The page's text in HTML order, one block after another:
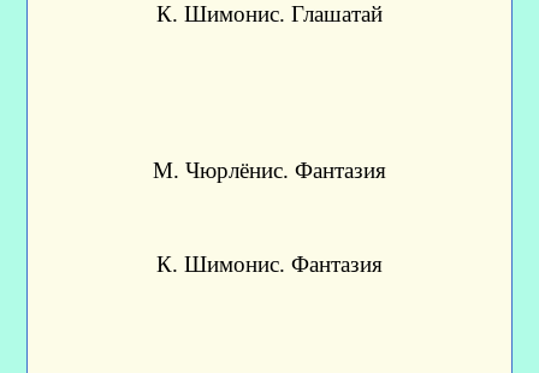
К. Шимонис. Глашатай
М. Чюрлёнис. Фантазия
К. Шимонис. Фантазия